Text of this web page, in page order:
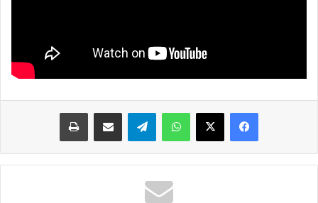
واتساب تيلقرام مشاركة عبر البريد